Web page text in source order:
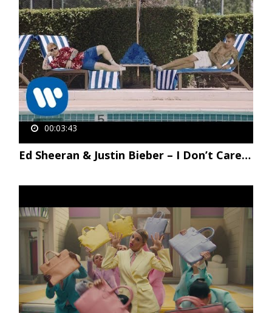
00:03:43
Ed Sheeran & Justin Bieber – I Don’t Care [Official Video]